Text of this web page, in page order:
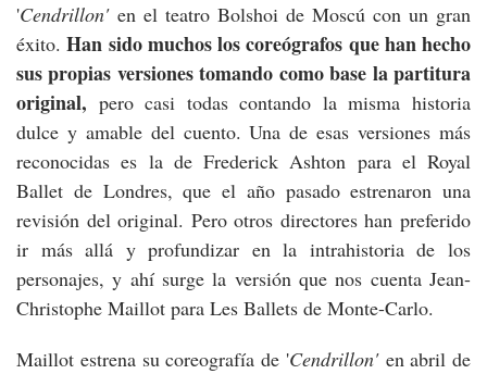
'Cendrillon' en el teatro Bolshoi de Moscú con un gran
éxito.Han sido muchos los coreógrafos que han hecho
sus propias versiones tomando como base la partitura
original, pero casi todas contando la misma historia
dulce y amable del cuento. Una de esas versiones más
reconocidas es la de Frederick Ashton para el Royal
Ballet de Londres, que el año pasado estrenaron una
revisión del original. Pero otros directores han preferido
ir más allá y profundizar en la intrahistoria de los
personajes, y ahí surge la versión que nos cuenta Jean-
Christophe Maillot para Les Ballets de Monte-Carlo.
Maillot estrena su coreografía de 'Cendrillon' en abril de